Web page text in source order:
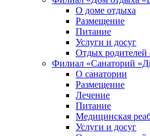
О доме отдыха
Размещение
Питание
Услуги и досуг
Отдых родителей
Филиал «Санаторий
О санатории
Размещение
Лечение
Питание
Медицинская
Услуги и досуг